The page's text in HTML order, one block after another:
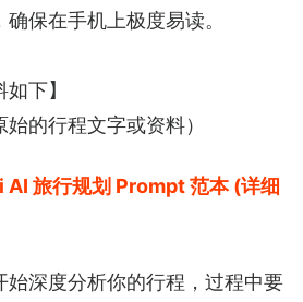
保在手机上极度易读。
下】
始的行程文字或资料）
AI 旅行规划 Prompt 范本 (详细
始深度分析你的行程，过程中要